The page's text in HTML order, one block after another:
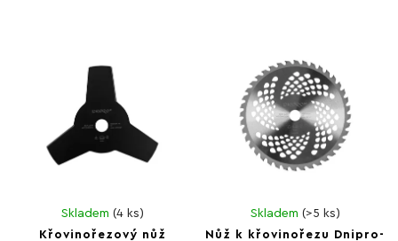
Křovinořezový nůž
Skladem (4 ks)
Nůž k křovinořezu Dnipro-
Skladem (>5 ks)